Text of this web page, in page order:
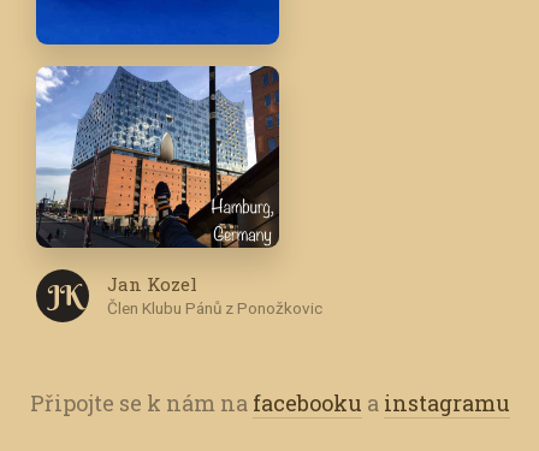
J K Jan Kozel
Člen Klubu Pánů z Ponožkovic
Připojte se k nám na facebooku a instagramu